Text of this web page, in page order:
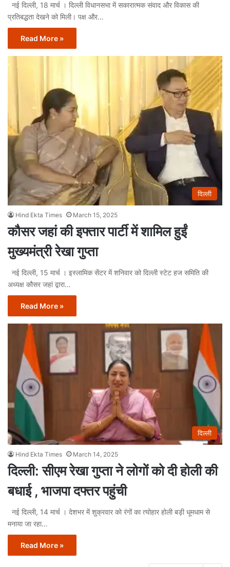
नई दिल्ली, 18 मार्च । दिल्ली विधानसभा में सकारात्मक संवाद और विकास की
प्रतिबद्धता देखने को मिली। पक्ष और…
Read More »
दिल्ली
Hind Ekta Times March 15, 2025
कौसर जहां की इफ्तार पार्टी में शामिल हुईं
मुख्यमंत्री रेखा गुप्ता
नई दिल्ली, 15 मार्च । इस्लामिक सेंटर में शनिवार को दिल्ली स्टेट हज समिति की
अध्यक्ष कौसर जहां द्वारा…
Read More »
दिल्ली
Hind Ekta Times March 14, 2025
दिल्ली: सीएम रेखा गुप्ता ने लोगों को दी होली की
बधाई , भाजपा दफ्तर पहुंची
नई दिल्ली, 14 मार्च । देशभर में शुक्रवार को रंगों का त्योहार होली बड़ी धूमधाम से
मनाया जा रहा…
Read More »